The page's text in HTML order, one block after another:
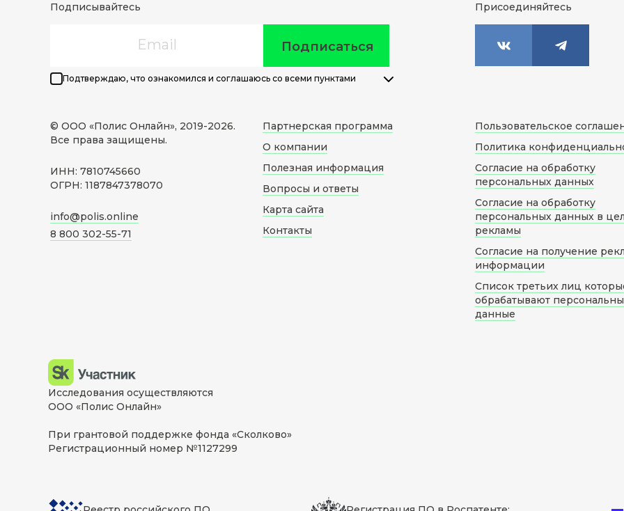
Подписывайтесь
Подписаться
Подтверждаю, что ознакомился и соглашаюсь со всеми пунктами
Присоединяйтесь
© ООО «Полис Онлайн», 2019-2026.
Все права защищены.
ИНН: 7810745660
ОГРН: 1187847378070
info@polis.online
8 800 302-55-71
Партнерская программа
О компании
Полезная информация
Вопросы и ответы
Карта сайта
Контакты
Пользовательское
Политика
Согласие на обработку
персональных данных
Согласие на обработку
персональных данных в
рекламы
Согласие на получение
информации
Список третьих лиц
обрабатывают
данные
Исследования осуществляются
ООО «Полис Онлайн»
При грантовой поддержке фонда «Сколково»
Регистрационный номер №1127299